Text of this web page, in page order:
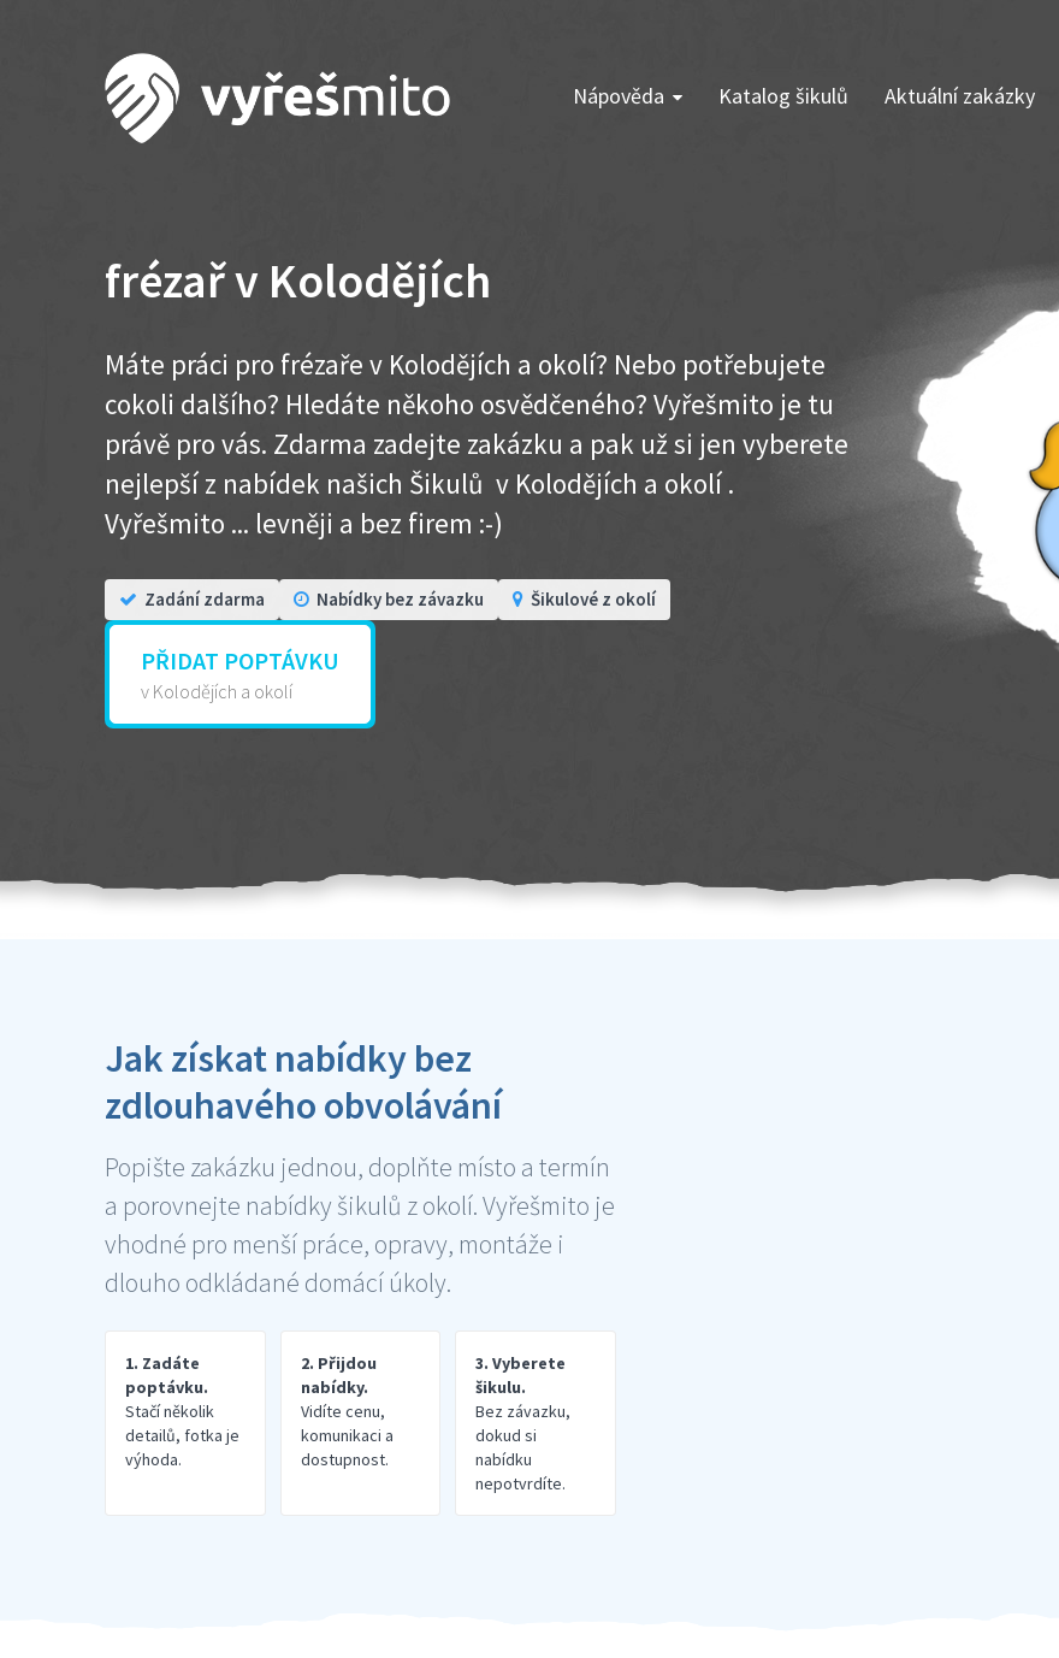
Nápověda Katalog šikulů Aktuální zakázky
frézař v Kolodějích
Máte práci pro frézaře v Kolodějích a okolí? Nebo potřebujete
cokoli dalšího? Hledáte někoho osvědčeného? Vyřešmito je tu
právě pro vás. Zdarma zadejte zakázku a pak už si jen vyberete
nejlepší z nabídek našich Šikulů v Kolodějích a okolí .
Vyřešmito ... levněji a bez firem :-)
Zadání zdarma Nabídky bez závazku Šikulové z okolí
PŘIDAT POPTÁVKU
v Kolodějích a okolí
Jak získat nabídky bez
zdlouhavého obvolávání
Popište zakázku jednou, doplňte místo a termín
a porovnejte nabídky šikulů z okolí. Vyřešmito je
vhodné pro menší práce, opravy, montáže i
dlouho odkládané domácí úkoly.
1. Zadáte
poptávku.
Stačí několik
detailů, fotka je
výhoda.
2. Přijdou
nabídky.
Vidíte cenu,
komunikaci a
dostupnost.
3. Vyberete
šikulu.
Bez závazku,
dokud si
nabídku
nepotvrdíte.